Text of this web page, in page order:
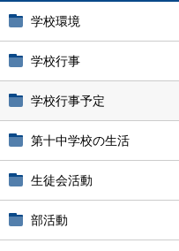
学校環境
学校行事
学校行事予定
第十中学校の生活
生徒会活動
部活動